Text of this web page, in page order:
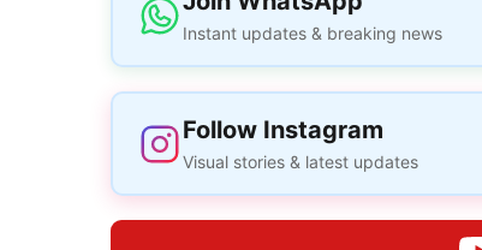
Instant updates & breaking news
Follow Instagram
Visual stories & latest updates